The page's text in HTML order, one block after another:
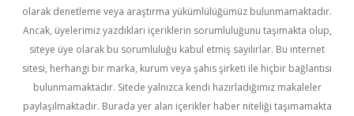
olarak denetleme veya araştırma yükümlülüğümüz bulunmamaktadır.
Ancak, üyelerimiz yazdıkları içeriklerin sorumluluğunu taşımakta olup,
siteye üye olarak bu sorumluluğu kabul etmiş sayılırlar. Bu internet
sitesi, herhangi bir marka, kurum veya şahıs şirketi ile hiçbir bağlantısı
bulunmamaktadır. Sitede yalnızca kendi hazırladığımız makaleler
paylaşılmaktadır. Burada yer alan içerikler haber niteliği taşımamakta